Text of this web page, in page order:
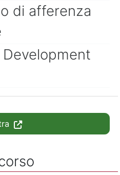
di afferenza